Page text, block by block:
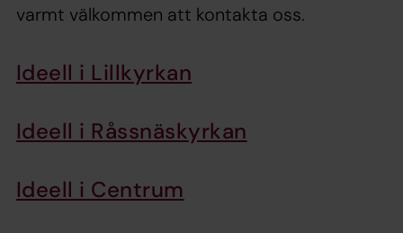
varmt välkommen att kontakta oss.
Ideell i Lillkyrkan
Ideell i Råssnäskyrkan
Ideell i Centrum